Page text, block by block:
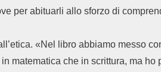
per abituarli allo sforzo di
«Nel libro abbiamo messo
matematica che in scrittura, ma ho